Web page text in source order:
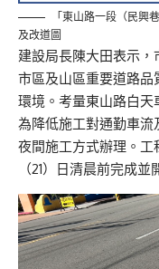
「東山路一段（民興
及改道圖
建設局長陳大田表示
市區及山區重要道路
環境。考量東山路白天
為降低施工對通勤車
夜間施工方式辦理。
（21）日清晨前完成